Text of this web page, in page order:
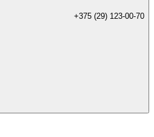
+375 (29) 123-00-70